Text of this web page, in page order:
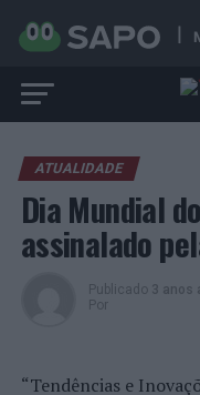
ATUALIDADE
Dia Mundial
assinalado
Publicado 3 anos
Por
“Tendências e